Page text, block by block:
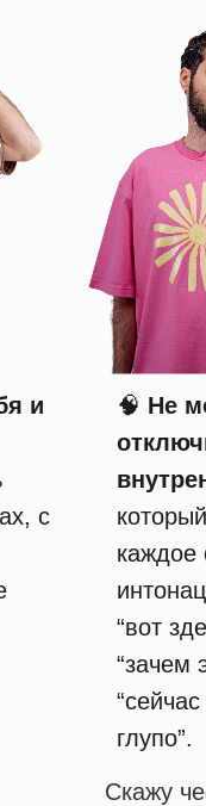
и
с
🧠 Не
каждое
“вот
“зачем
глупо”.
Скажу